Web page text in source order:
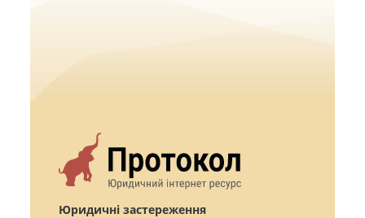
Юридичні застереження